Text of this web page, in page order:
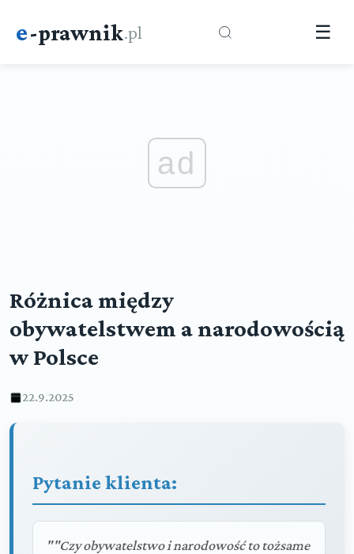
e-prawnik.pl ☰
ad
Różnica między
obywatelstwem a narodowością
w Polsce
22.9.2025
Pytanie klienta:
""Czy obywatelstwo i narodowość to tożsame